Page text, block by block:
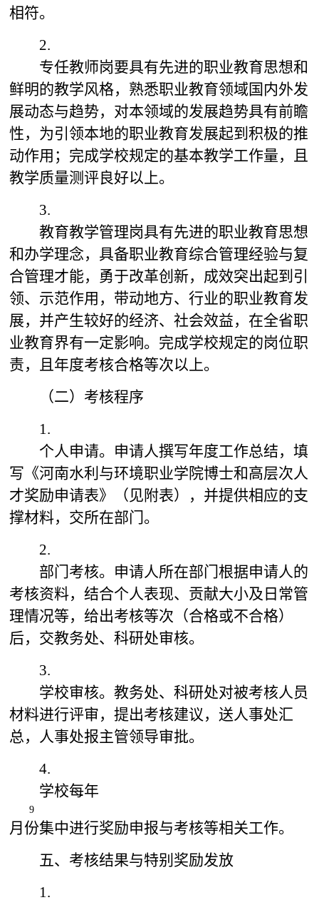
相符。
2.
专任教师岗要具有先进的职业教育思想和
鲜明的教学风格，熟悉职业教育领域国内外发
展动态与趋势，对本领域的发展趋势具有前瞻
性，为引领本地的职业教育发展起到积极的推
动作用；完成学校规定的基本教学工作量，且
教学质量测评良好以上。
3.
教育教学管理岗具有先进的职业教育思想
和办学理念，具备职业教育综合管理经验与复
合管理才能，勇于改革创新，成效突出起到引
领、示范作用，带动地方、行业的职业教育发
展，并产生较好的经济、社会效益，在全省职
业教育界有一定影响。完成学校规定的岗位职
责，且年度考核合格等次以上。
（二）考核程序
1.
个人申请。申请人撰写年度工作总结，填
写《河南水利与环境职业学院博士和高层次人
才奖励申请表》（见附表），并提供相应的支
撑材料，交所在部门。
2.
部门考核。申请人所在部门根据申请人的
考核资料，结合个人表现、贡献大小及日常管
理情况等，给出考核等次（合格或不合格）
后，交教务处、科研处审核。
3.
学校审核。教务处、科研处对被考核人员
材料进行评审，提出考核建议，送人事处汇
总，人事处报主管领导审批。
4.
学校每年
9
月份集中进行奖励申报与考核等相关工作。
五、考核结果与特别奖励发放
1.